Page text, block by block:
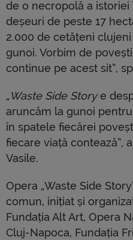
de o necropolă a
deșeuri de peste 17
2.000 de cetățeni
gunoi. Vorbim de
continue pe acest sit”,
„Waste Side Storye
aruncăm la gunoi
în spatele fiecărei
fiecare viață contează”,
Vasile.
Opera „Waste Side
comun, inițiat și
Fundația Alt Art, Opera
Cluj-Napoca, Fundația